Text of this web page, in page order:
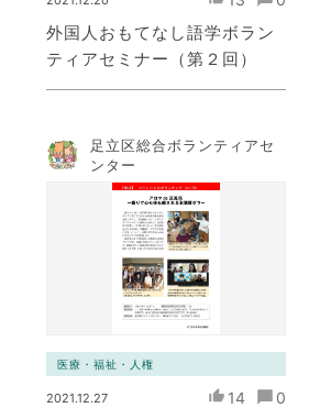
外国人おもてなし語学ボラン
ティアセミナー（第２回）
足立区総合ボランティアセ
ンター
医療・福祉・人権
2021.12.27 14 0